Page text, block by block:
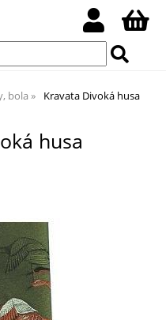
bola Kravata Divoká husa
husa